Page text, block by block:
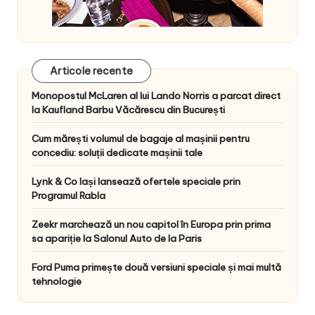
Articole recente
Monopostul McLaren al lui Lando Norris a parcat direct
la Kaufland Barbu Văcărescu din București
Cum mărești volumul de bagaje al mașinii pentru
concediu: soluții dedicate mașinii tale
Lynk & Co Iași lansează ofertele speciale prin
Programul Rabla
Zeekr marchează un nou capitol în Europa prin prima
sa apariție la Salonul Auto de la Paris
Ford Puma primește două versiuni speciale și mai multă
tehnologie